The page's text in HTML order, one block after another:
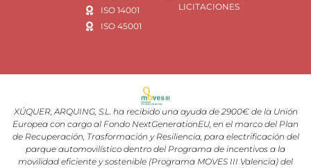
ISO 14001
ISO 45001
LICITACIONES
XÚQUER, ARQUING, S.L. ha recibido una ayuda de 2900€ de la Unión
Europea con cargo al Fondo NextGenerationEU, en el marco del Plan
de Recuperación, Trasformación y Resiliencia, para electrificación del
parque automovilístico dentro del Programa de incentivos a la
movilidad eficiente y sostenible (Programa MOVES III Valencia) del